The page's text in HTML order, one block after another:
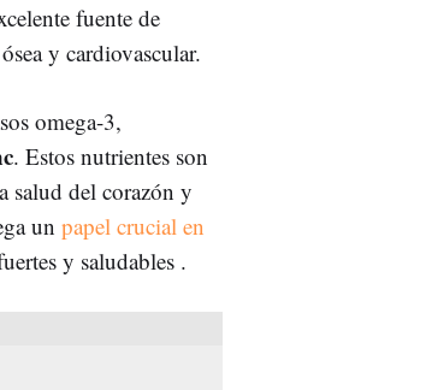
fuente de
y cardiovascular.
omega-3,
. Estos nutrientes son
salud del corazón y
un papel crucial en
y saludables .